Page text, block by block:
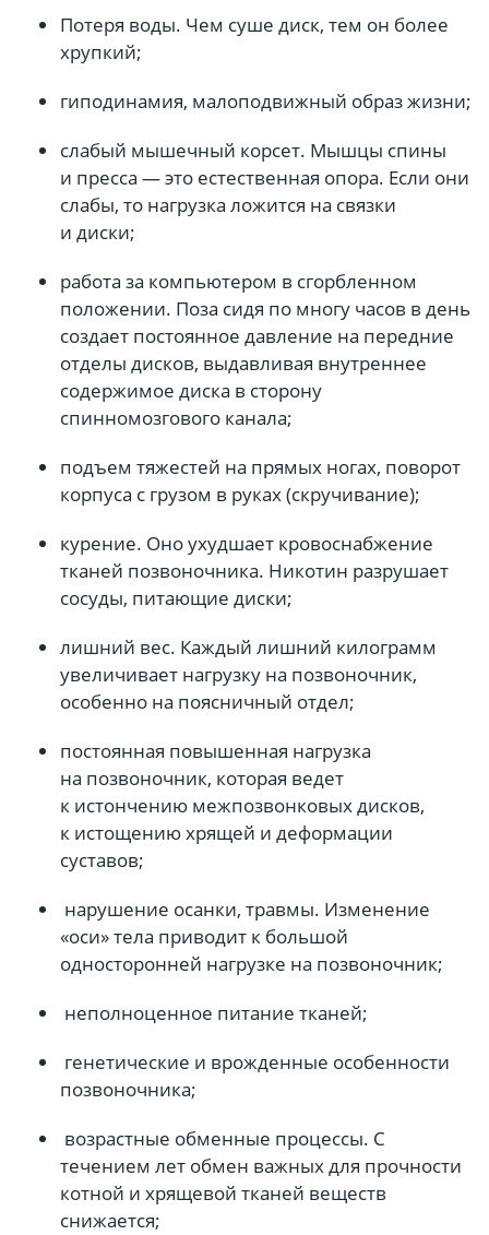
Потеря воды. Чем суше диск, тем он более
хрупкий;
гиподинамия, малоподвижный образ жизни;
слабый мышечный корсет. Мышцы спины
и пресса — это естественная опора. Если они
слабы, то нагрузка ложится на связки
и диски;
работа за компьютером в сгорбленном
положении. Поза сидя по многу часов в день
создает постоянное давление на передние
отделы дисков, выдавливая внутреннее
содержимое диска в сторону
спинномозгового канала;
подъем тяжестей на прямых ногах, поворот
корпуса с грузом в руках (скручивание);
курение. Оно ухудшает кровоснабжение
тканей позвоночника. Никотин разрушает
сосуды, питающие диски;
лишний вес. Каждый лишний килограмм
увеличивает нагрузку на позвоночник,
особенно на поясничный отдел;
постоянная повышенная нагрузка
на позвоночник, которая ведет
к истончению межпозвонковых дисков,
к истощению хрящей и деформации
суставов;
нарушение осанки, травмы. Изменение
«оси» тела приводит к большой
односторонней нагрузке на позвоночник;
неполноценное питание тканей;
генетические и врожденные особенности
позвоночника;
возрастные обменные процессы. С
течением лет обмен важных для прочности
котной и хрящевой тканей веществ
снижается;